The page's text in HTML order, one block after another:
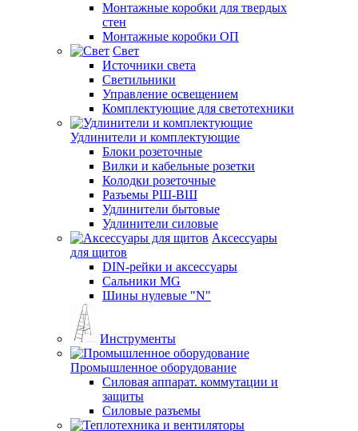
Монтажные коробки для твердых
стен
Монтажные коробки ОП
Свет
Источники света
Светильники
Управление освещением
Комплектующие для светотехники
Удлинители и комплектующие
Блоки розеточные
Вилки и кабельные розетки
Колодки розеточные
Разъемы РШ-ВШ
Удлинители бытовые
Удлинители силовые
Аксессуары
для щитов
DIN-рейки и аксессуары
Сальники MG
Шины нулевые "N"
Инструменты
Промышленное оборудование
Силовая аппарат. коммутации и
защиты
Силовые разъемы